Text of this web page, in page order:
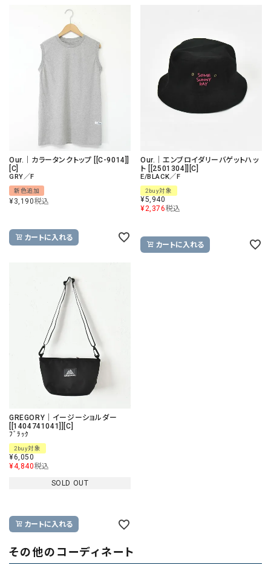
Our.｜カラータンクトップ [[C-9014]]
[C]
GRY／F
新色追加
¥3,190税込
カートに入れる
Our.｜エンブロイダリーバゲットハッ
ト [[2501304]][C]
E/BLACK／F
2buy対象
¥5,940
¥2,376税込
カートに入れる
GREGORY｜イージーショルダー
[[1404741041]][C]
ﾌﾞﾗｯｸ
2buy対象
¥6,050
¥4,840税込
SOLD OUT
カートに入れる
その他のコーディネート